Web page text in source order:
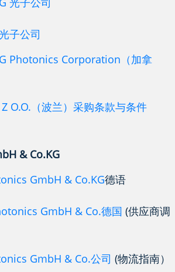
子公司
Photonics Corporation（加拿
O.O.（波兰）采购条款与条件
& Co.KG
GmbH & Co.KG德语
GmbH & Co.德国 (供应商调
GmbH & Co.公司 (物流指南）